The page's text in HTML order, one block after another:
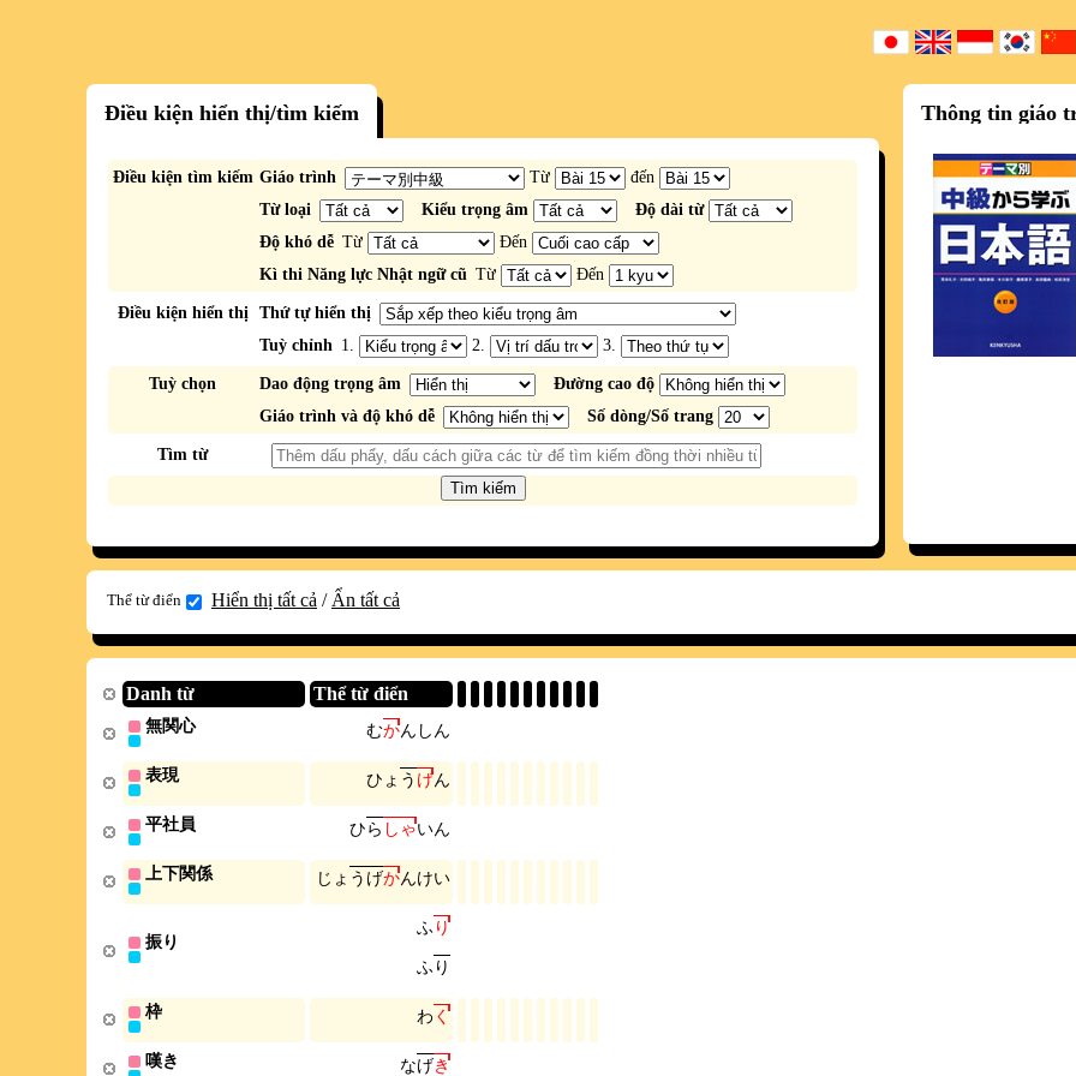
Điều kiện hiển thị/tìm kiếm
Điều kiện tìm kiếm Giáo trình Từ
đến
Từ loại
Kiểu trọng âm
Độ dài từ
Độ khó dễ Từ
Đến
Kì thi Năng lực Nhật ngữ cũ Từ Đến
Điều kiện hiển thị
Thứ tự hiển thị
Tuỳ chỉnh 1. 2. 3.
Tuỳ chọn Dao động trọng âm
Đường cao độ
Giáo trình và độ khó dễ
Số dòng/Số trang
Tìm từ
Thông tin giáo
Thể từ điển Hiển thị tất cả / Ẩn tất cả
Danh từ Thể từ điển
無関心 むかん し ん
表現 ひ ょ う げん
平社員 ひら し ゃいん
上下関係 じ ょ う げかんけい
振り
ふ り
ふ り
枠 わ く
嘆き なげき